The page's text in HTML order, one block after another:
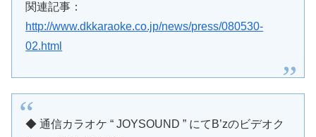
関連記事：
http://www.dkkaraoke.co.jp/news/press/080530-
02.html
◆ 通信カラオケ “ JOYSOUND ” にてB’zのビデオク